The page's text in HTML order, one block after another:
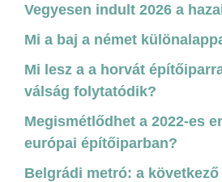
Vegyesen indult 2026 a
Mi a baj a német
Mi lesz a a horvát
válság folytatódik?
Megismétlődhet a 2022-es
európai építőiparban?
Belgrádi metró: a